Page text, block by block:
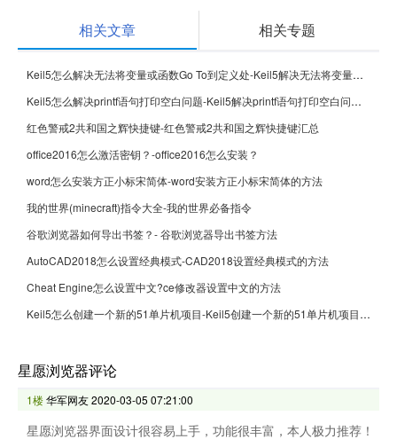
相关文章 相关专题
Keil5怎么解决无法将变量或函数Go To到定义处-Keil5解决无法将变量或函数Go To到定义处的方法
Keil5怎么解决printf语句打印空白问题-Keil5解决printf语句打印空白问题的方法
红色警戒2共和国之辉快捷键-红色警戒2共和国之辉快捷键汇总
office2016怎么激活密钥？-office2016怎么安装？
word怎么安装方正小标宋简体-word安装方正小标宋简体的方法
我的世界(minecraft)指令大全-我的世界必备指令
谷歌浏览器如何导出书签？- 谷歌浏览器导出书签方法
AutoCAD2018怎么设置经典模式-CAD2018设置经典模式的方法
Cheat Engine怎么设置中文?ce修改器设置中文的方法
Keil5怎么创建一个新的51单片机项目-Keil5创建一个新的51单片机项目的方法
星愿浏览器评论
1楼华军网友2020-03-05 07:21:00
星愿浏览器界面设计很容易上手，功能很丰富，本人极力推荐！